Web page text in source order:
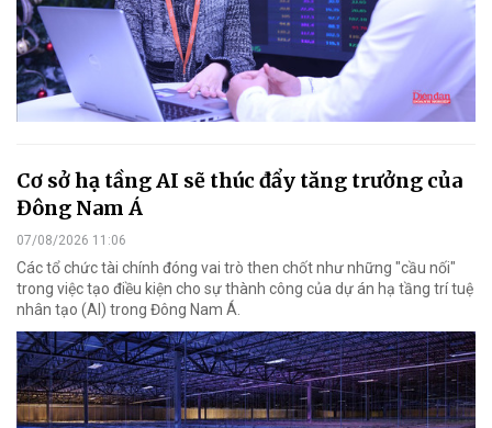
Cơ sở hạ tầng AI sẽ thúc đẩy tăng trưởng của
Đông Nam Á
07/08/2026 11:06
Các tổ chức tài chính đóng vai trò then chốt như những "cầu nối"
trong việc tạo điều kiện cho sự thành công của dự án hạ tầng trí tuệ
nhân tạo (AI) trong Đông Nam Á.